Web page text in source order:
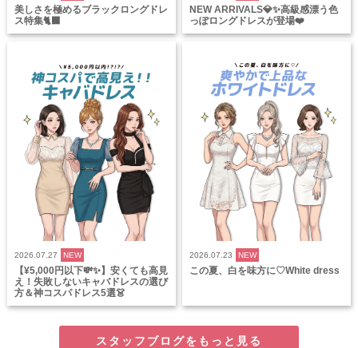
美しさを極めるブラックロングドレ
ス特集🐈‍⬛
NEW ARRIVALS💎✨高級感漂う色
っぽロングドレスが登場❤️
2026.07.27 NEW
【¥5,000円以下💸✨】安くても高見
え！失敗しないキャバドレスの選び
方＆神コスパドレス5選👗
2026.07.23 NEW
この夏、白を味方に♡White dress
スタッフブログをもっと見る